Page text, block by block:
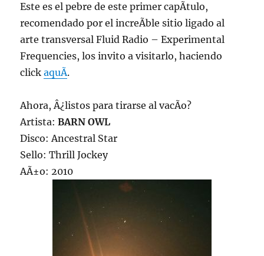
Este es el pebre de este primer capÃ­tulo,
recomendado por el increÃ­ble sitio ligado al
arte transversal Fluid Radio – Experimental
Frequencies, los invito a visitarlo, haciendo
clickaquÃ­.
Ahora, Â¿listos para tirarse al vacÃ­o?
Artista:BARN OWL
Disco: Ancestral Star
Sello: Thrill Jockey
AÃ±o: 2010